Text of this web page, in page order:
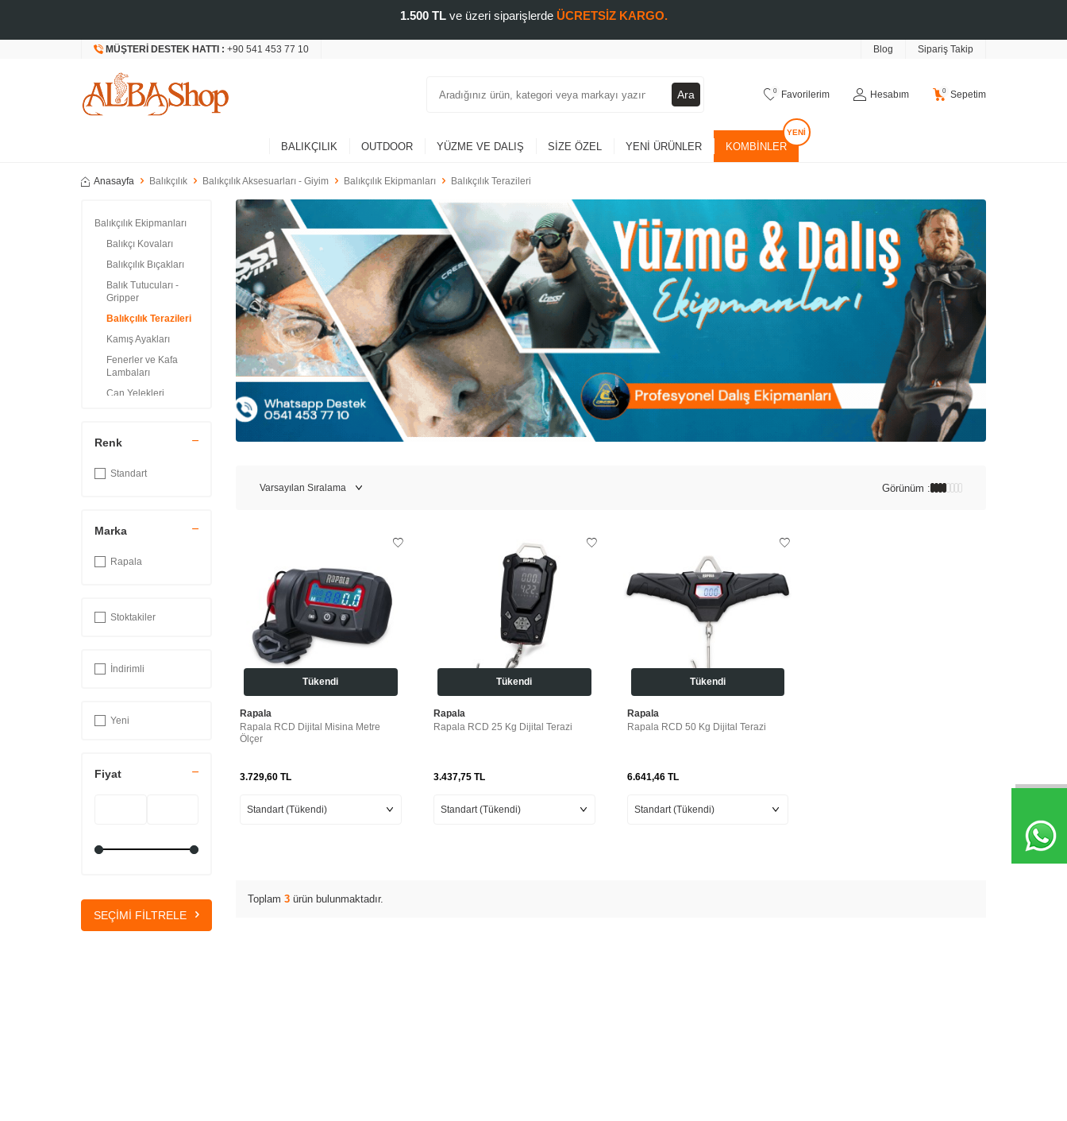
1.500 TLve üzeri siparişlerde ÜCRETSİZ KARGO.
MÜŞTERI DESTEK HATTI : +90 541 453 77 10 Blog Sipariş Takip
Ara 0 Favorilerim Hesabım 0 Sepetim
BALIKÇILIK OUTDOOR YÜZME VE DALIŞ SIZE ÖZEL YENI ÜRÜNLER KOMBINLER
Anasayfa Balıkçılık Balıkçılık Aksesuarları - Giyim Balıkçılık Ekipmanları Balıkçılık Terazileri
Balıkçılık Ekipmanları
Balıkçı Kovaları
Balıkçılık Bıçakları
Balık Tutucuları -
Gripper
Balıkçılık Terazileri
Kamış Ayakları
Fenerler ve Kafa
Lambaları
Can Yelekleri
Renk
Standart
Marka
Rapala
Stoktakiler
İndirimli
Yeni
Fiyat
SEÇIMI FILTRELE
Görünüm :
Tükendi
Rapala
Rapala RCD Dijital Misina Metre
Ölçer
3.729,60 TL
Tükendi
Rapala
Rapala RCD 25 Kg Dijital Terazi
3.437,75TL
Tükendi
Rapala
Rapala RCD 50 Kg Dijital Terazi
6.641,46TL
Toplam 3 ürün bulunmaktadır.